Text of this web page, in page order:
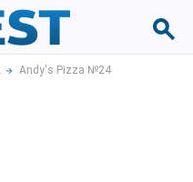
Andy's Pizza №24